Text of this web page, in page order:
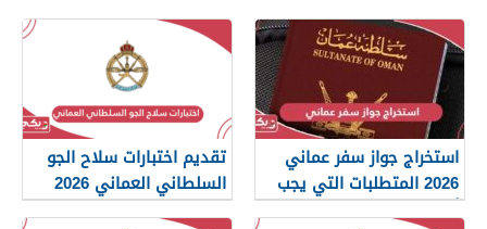
استخراج جواز سفر عماني
2026 المتطلبات التي يجب
أن تعرفها
تقديم اختبارات سلاح الجو
السلطاني العماني 2026